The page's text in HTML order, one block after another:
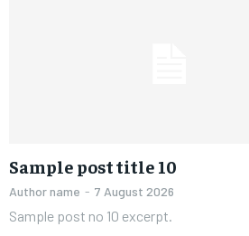
Sample post title 10
Author name - 7 August 2026
Sample post no 10 excerpt.